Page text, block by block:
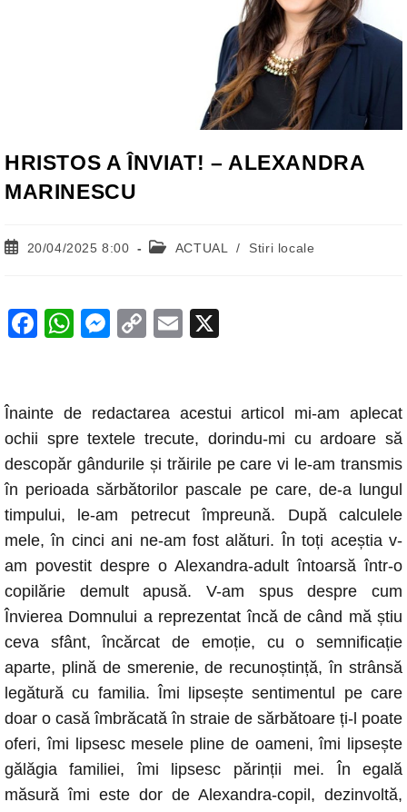
HRISTOS A ÎNVIAT! – ALEXANDRA
MARINESCU
Post20/04/2025 8:00
Post ACTUAL / Stiri locale
F
e
b
o
o
k
W
s
A
p
p
M
e
n
g
er
C
y
Li
n
k
E
Înainte de redactarea acestui articol mi-am aplecat
ochii spre textele trecute, dorindu-mi cu ardoare să
descopăr gândurile și trăirile pe care vi le-am transmis
în perioada sărbătorilor pascale pe care, de-a lungul
timpului, le-am petrecut împreună. După calculele
mele, în cinci ani ne-am fost alături. În toți aceștia v-
am povestit despre o Alexandra-adult întoarsă într-o
copilărie demult apusă. V-am spus despre cum
Învierea Domnului a reprezentat încă de când mă știu
ceva sfânt, încărcat de emoție, cu o semnificație
aparte, plină de smerenie, de recunoștință, în strânsă
legătură cu familia. Îmi lipsește sentimentul pe care
doar o casă îmbrăcată în straie de sărbătoare ți-l poate
oferi, îmi lipsesc mesele pline de oameni, îmi lipsește
gălăgia familiei, îmi lipsesc părinții mei. În egală
măsură îmi este dor de Alexandra-copil, dezinvoltă,